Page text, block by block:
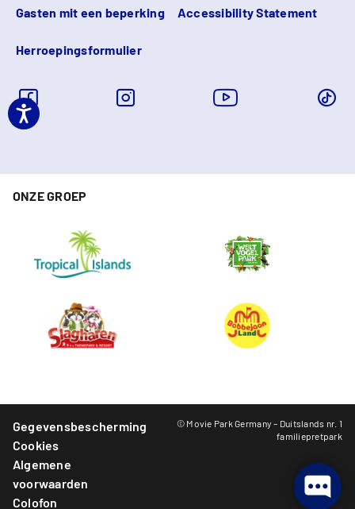
Gasten mit een beperking Accessibility Statement
Herroepingsformulier
ONZE GROEP
Gegevensbescherming
Cookies
Algemene
voorwaarden
Colofon
© Movie Park Germany – Duitslands nr. 1
familiepretpark